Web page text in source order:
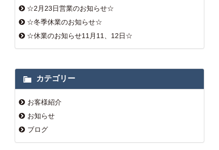
☆2月23日営業のお知らせ☆
☆冬季休業のお知らせ☆
☆休業のお知らせ11月11、12日☆
カテゴリー
お客様紹介
お知らせ
ブログ